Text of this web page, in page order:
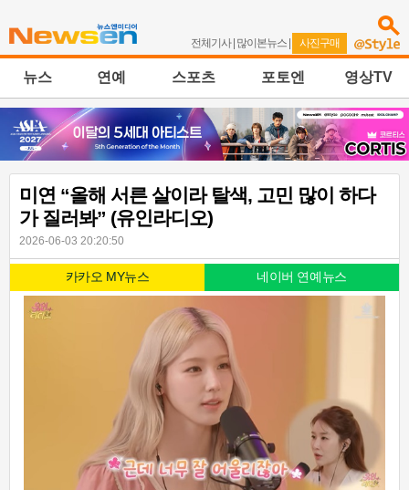
전체기사| 많이본뉴스 | 사진구매
뉴스 연예 스포츠 포토엔 영상TV
미연 “올해 서른 살이라 탈색, 고민 많이 하다
가 질러봐” (유인라디오)
2026-06-03 20:20:50
카카오 MY뉴스 네이버 연예뉴스